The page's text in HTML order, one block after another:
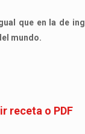
que en la de
mundo.
receta o PDF